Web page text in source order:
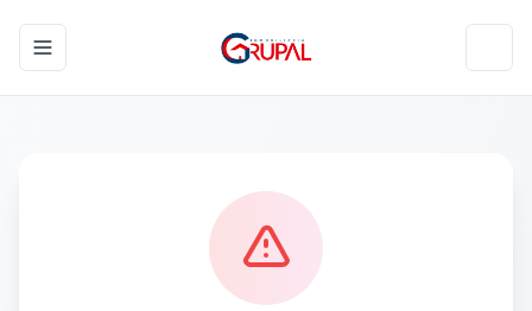
Toggle navigation menu